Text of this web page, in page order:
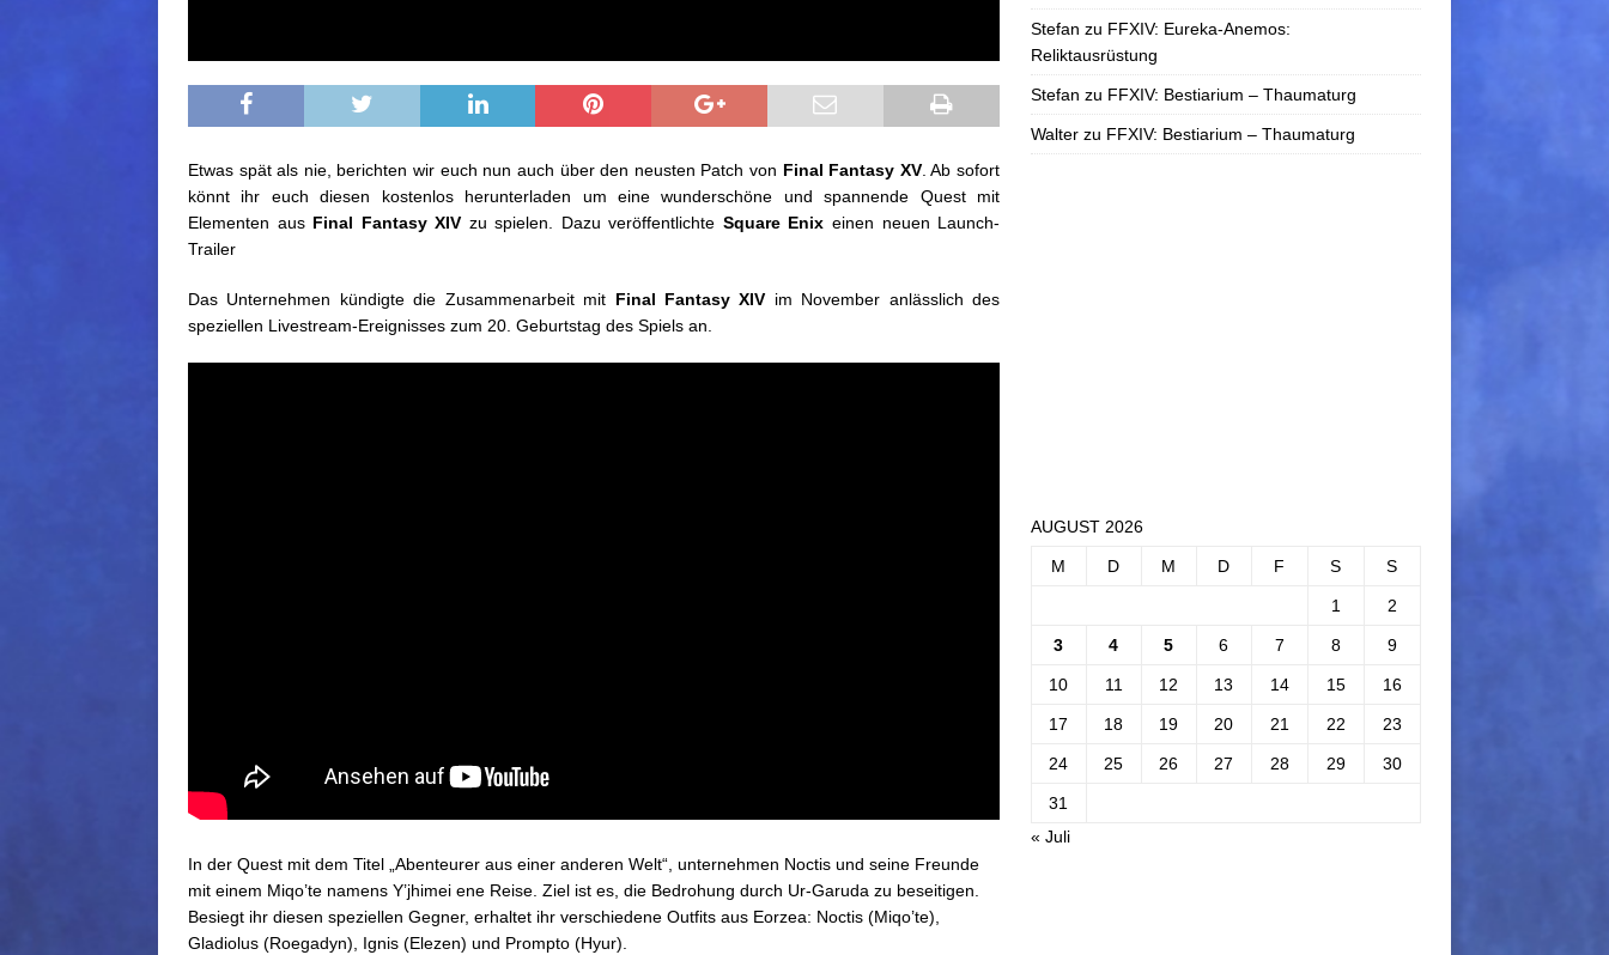
Etwas spät als nie, berichten wir euch nun auch über den neusten Patch von Final Fantasy XV. Ab sofort
könnt ihr euch diesen kostenlos herunterladen um eine wunderschöne und spannende Quest mit
Elementen aus Final Fantasy XIV zu spielen. Dazu veröffentlichte Square Enix einen neuen Launch-
Trailer
Das Unternehmen kündigte die Zusammenarbeit mit Final Fantasy XIV im November anlässlich des
speziellen Livestream-Ereignisses zum 20. Geburtstag des Spiels an.
In der Quest mit dem Titel „Abenteurer aus einer anderen Welt“, unternehmen Noctis und seine Freunde
mit einem Miqo’te namens Y’jhimei ene Reise. Ziel ist es, die Bedrohung durch Ur-Garuda zu beseitigen.
Besiegt ihr diesen speziellen Gegner, erhaltet ihr verschiedene Outfits aus Eorzea: Noctis (Miqo’te),
Gladiolus (Roegadyn), Ignis (Elezen) und Prompto (Hyur).
Stefan zu FFXIV: Eureka-Anemos:
Reliktausrüstung
Stefan zu FFXIV: Bestiarium – Thaumaturg
Walterzu FFXIV: Bestiarium – Thaumaturg
AUGUST 2026
M D M D F S S
1 2
3 4 5 6 7 8 9
10 11 12 13 14 15 16
17 18 19 20 21 22 23
24 25 26 27 28 29 30
31
« Juli